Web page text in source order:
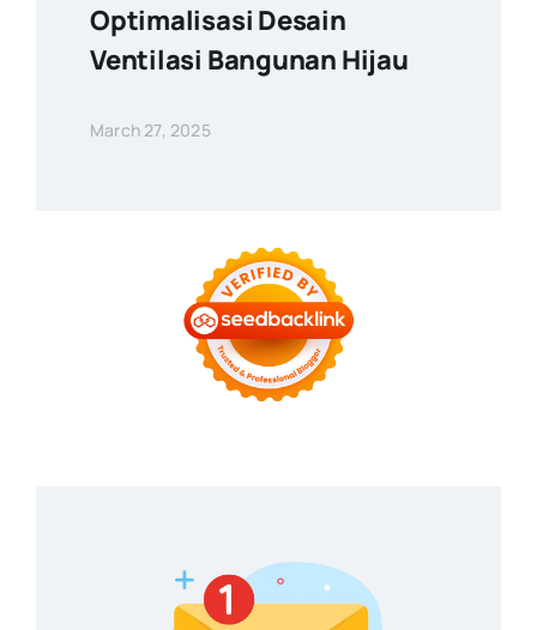
Optimalisasi Desain
Ventilasi Bangunan Hijau
March 27, 2025